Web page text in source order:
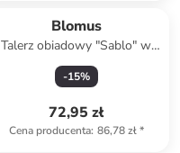
Blomus
Talerz obiadowy "Sablo" w
kolorze jasnoszarym - Ø 26
cm
-15%
72,95 zł
Cena producenta: 86,78 zł*